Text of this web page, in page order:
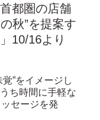
都圏の店舗
秋”を提案す
10/16より
”をイメージし
ち時間に手軽な
セージを発